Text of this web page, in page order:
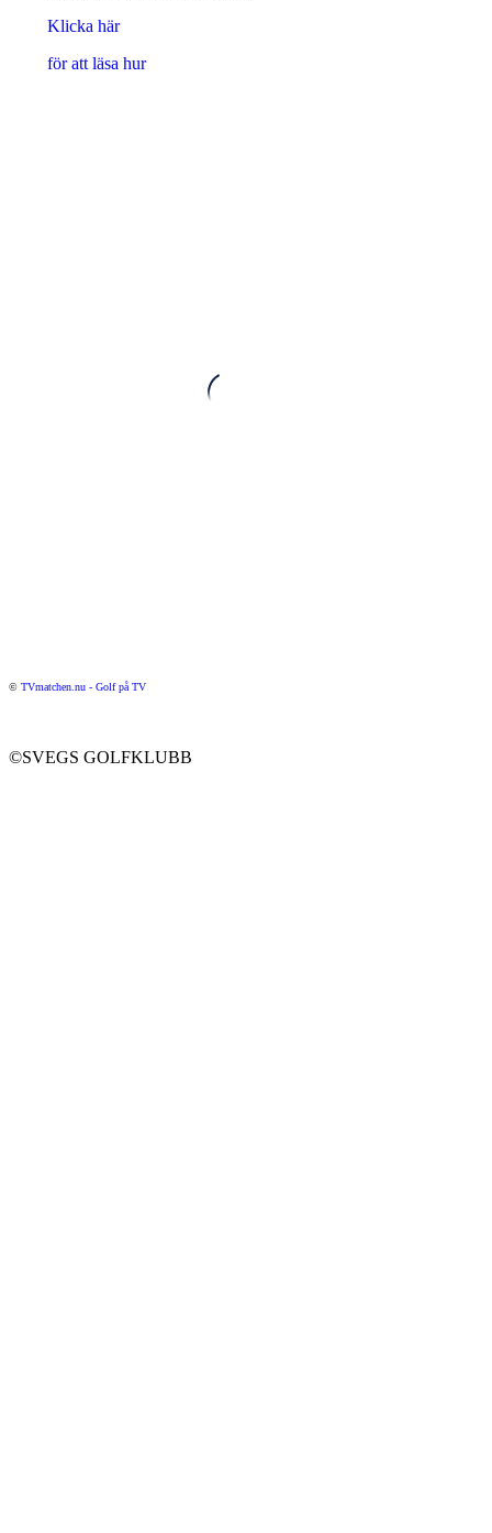
Klicka här
för att läsa hur
© TVmatchen.nu - Golf på TV
©SVEGS GOLFKLUBB